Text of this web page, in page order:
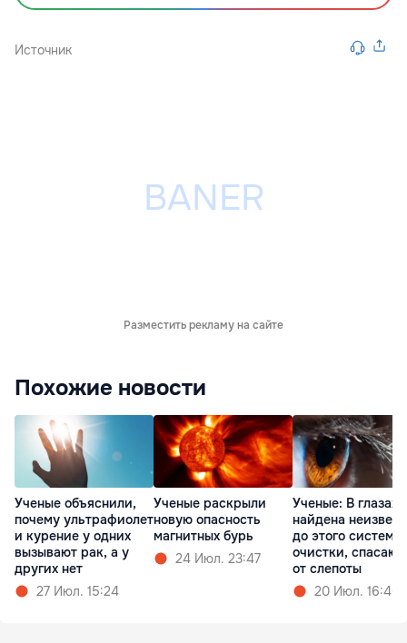
Источник
Разместить рекламу на сайте
Похожие новости
Ученые объяснили,
почему ультрафиолет
и курение у одних
вызывают рак, а у
других нет
27 Июл. 15:24
Ученые раскрыли
новую опасность
магнитных бурь
24 Июл. 23:47
Ученые: В глазах
найдена
до этого система
очистки,
от слепоты
20 Июл. 16:46